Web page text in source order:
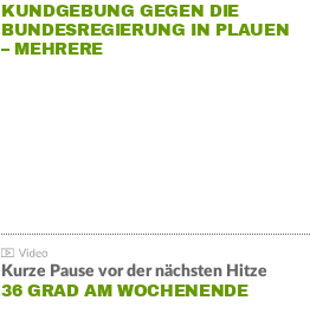
KUNDGEBUNG GEGEN DIE
BUNDESREGIERUNG IN PLAUEN
– MEHRERE
Kurze Pause vor der nächsten Hitze
36 GRAD AM WOCHENENDE